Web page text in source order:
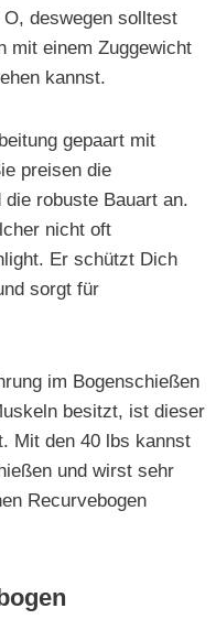
deswegen solltest
mit einem Zuggewicht
kannst.
gepaart mit
preisen die
robuste Bauart an.
nicht oft
Er schützt Dich
sorgt für
im Bogenschießen
besitzt, ist dieser
Mit den 40 lbs kannst
und wirst sehr
Recurvebogen